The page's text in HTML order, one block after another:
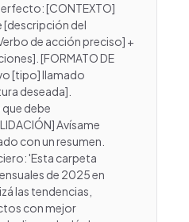
[CONTEXTO]
[descripción del
de acción preciso] +
[FORMATO DE
[tipo] llamado
deseada].
que debe
Avísame
con un resumen.
'Esta carpeta
de 2025 en
las tendencias,
con mejor